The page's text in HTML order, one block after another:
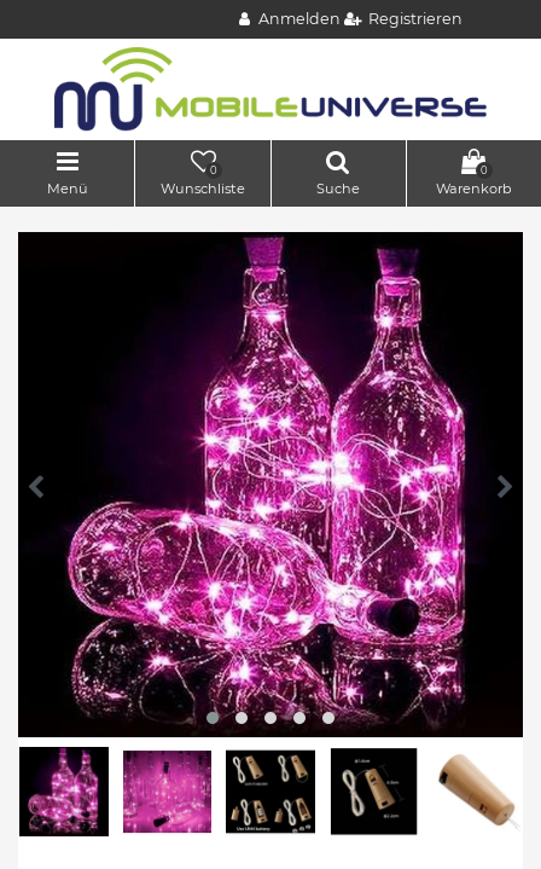
Anmelden Registrieren
Menü
0
Wunschliste Suche
0
Warenkorb